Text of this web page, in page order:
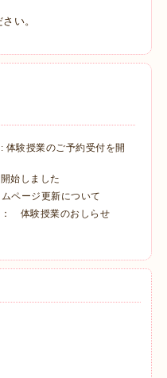
い。
験授業のご予約受付を開
始しました
ページ更新について
体験授業のおしらせ